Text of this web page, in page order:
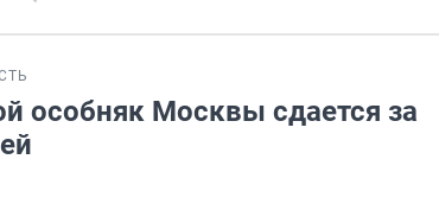
особняк Москвы сдается за